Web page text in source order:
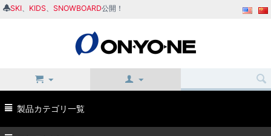
SKI KIDS SNOWBOARD公開！
製品カテゴリ一覧